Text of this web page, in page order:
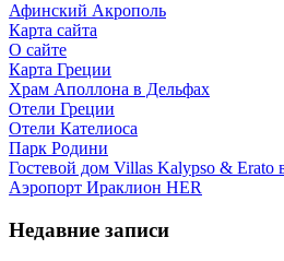
Афинский Акрополь
Карта сайта
О сайте
Карта Греции
Храм Аполлона в Дельфах
Отели Греции
Отели Кателиоса
Парк Родини
Гостевой дом Villas Kalypso & Erato
Аэропорт Ираклион HER
Недавние записи